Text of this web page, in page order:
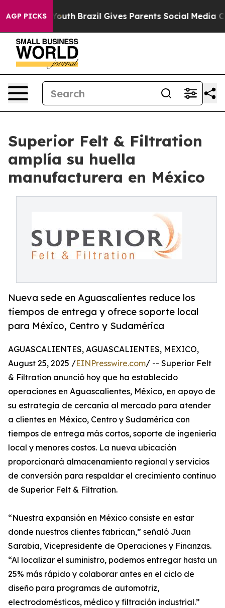
AGP PICKS
to Youth Brazil Gives Parents Social Media
Superior Felt & Filtration
amplía su huella
manufacturera en México
Nueva sede en Aguascalientes reduce los
tiempos de entrega y ofrece soporte local
para México, Centro y Sudamérica
AGUASCALIENTES, AGUASCALIENTES, MEXICO,
August 25, 2025 /EINPresswire.com/ -- Superior Felt
& Filtration anunció hoy que ha establecido
operaciones en Aguascalientes, México, en apoyo de
su estrategia de cercanía al mercado para atender
a clientes en México, Centro y Sudamérica con
tiempos de entrega más cortos, soporte de ingeniería
local y menores costos. La nueva ubicación
proporcionará almacenamiento regional y servicios
de conversión para respaldar el crecimiento continuo
de Superior Felt & Filtration.
“Nuestra expansión en México consiste en estar
donde nuestros clientes fabrican,” señaló Juan
Sarabia, Vicepresidente de Operaciones y Finanzas.
“Al localizar el suministro, podemos entregar hasta un
25% más rápido y colaborar antes en el ciclo de
diseño para programas de automotriz,
electrodomésticos, médico y filtración industrial.”